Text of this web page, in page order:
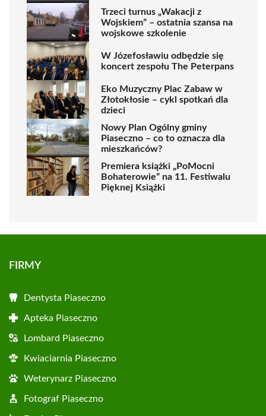
Trzeci turnus „Wakacji z
Wojskiem” – ostatnia szansa na
wojskowe szkolenie
W Józefosławiu odbędzie się
koncert zespołu The Peterpans
Eko Muzyczny Plac Zabaw w
Złotokłosie – cykl spotkań dla
dzieci
Nowy Plan Ogólny gminy
Piaseczno – co to oznacza dla
mieszkańców?
Premiera książki „PoMocni
Bohaterowie” na 11. Festiwalu
Pięknej Książki
FIRMY
Dentysta Piaseczno
Apteka Piaseczno
Lombard Piaseczno
Kwiaciarnia Piaseczno
Weterynarz Piaseczno
Fotograf Piaseczno